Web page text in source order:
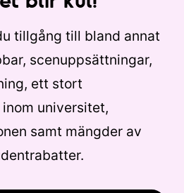
tillgång till bland annat
scenuppsättningar,
ett stort
universitet,
samt mängder av